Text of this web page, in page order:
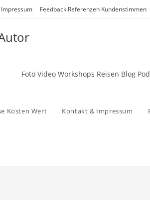
Feedback Referenzen Kundenstimmen
Foto Video Workshops Reisen Blog
Kosten Wert Kontakt & Impressum